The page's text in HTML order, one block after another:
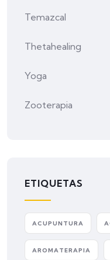
Temazcal
Thetahealing
Yoga
Zooterapia
ETIQUETAS
ACUPUNTURA
AROMATERAPIA